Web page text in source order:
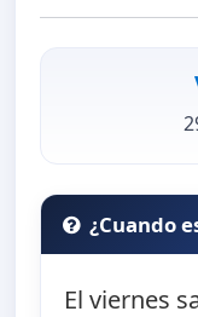
¿Cuando
El viernes